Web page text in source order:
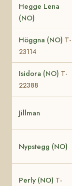
Hegge Lena
(NO)
Höggna (NO) T-
23114
Isidora (NO) T-
22388
Jillman
Nypstegg (NO)
Perly (NO) T-